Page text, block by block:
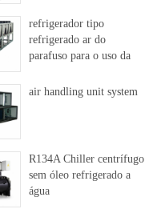
refrigerador tipo
refrigerado ar do
parafuso para o uso da
air handling unit system
R134A Chiller centrífugo
sem óleo refrigerado a
água